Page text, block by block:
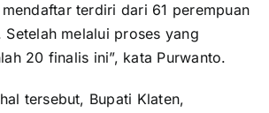
terdiri dari 61 perempuan
melalui proses yang
20 finalis ini”, kata Purwanto.
tersebut, Bupati Klaten,